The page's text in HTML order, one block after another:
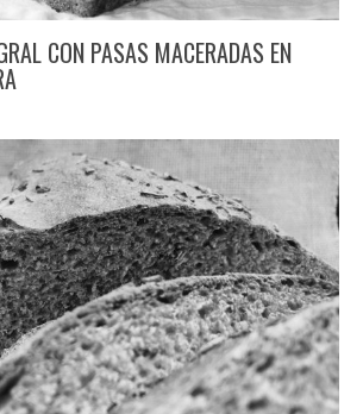
CON PASAS MACERADAS EN